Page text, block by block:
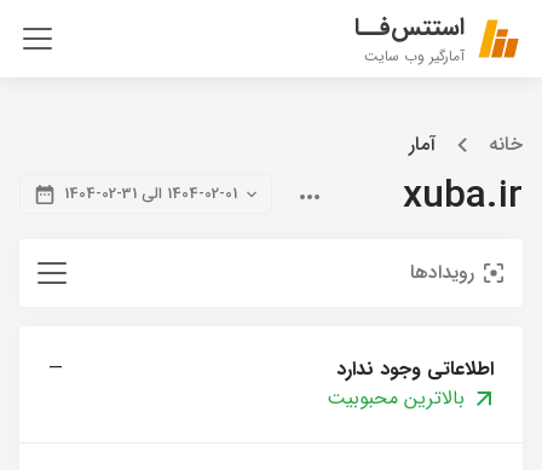
استتس‌فــا
آمارگیر وب سایت
خانه آمار
xuba.ir 1404-02-01 الی 31-02-1404
رویدادها
اطلاعاتی وجود ندارد
—
بالاترین محبوبیت